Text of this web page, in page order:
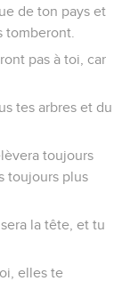
de ton pays et
tomberont.
pas à toi, car
tes arbres et du
toujours
toujours plus
la tête, et tu
elles te